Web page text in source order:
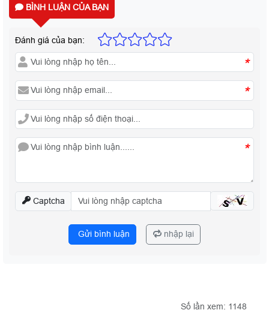
BÌNH LUẬN CỦA BẠN
Đánh giá của bạn:
*
*
*
Captcha
Gửi bình luận nhập lại
Số lần xem: 1148